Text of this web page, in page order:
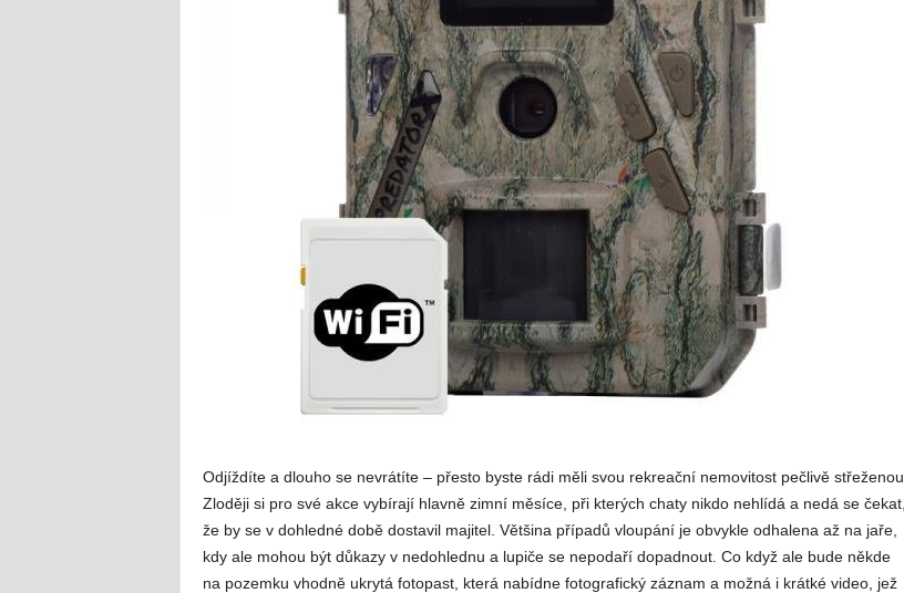
Odjíždíte a dlouho se nevrátíte – přesto byste rádi měli svou rekreační nemovitost pečlivě střeženou.
Zloději si pro své akce vybírají hlavně zimní měsíce, při kterých chaty nikdo nehlídá a nedá se čekat,
že by se v dohledné době dostavil majitel. Většina případů vloupání je obvykle odhalena až na jaře,
kdy ale mohou být důkazy v nedohlednu a lupiče se nepodaří dopadnout. Co když ale bude někde
na pozemku vhodně ukrytá fotopast, která nabídne fotografický záznam a možná i krátké video, jež